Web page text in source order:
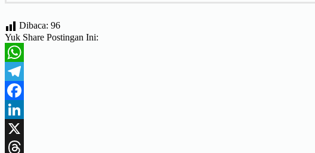
Dibaca: 96
Yuk Share Postingan Ini:
WhatsApp
Telegram
Facebook
LinkedIn
X